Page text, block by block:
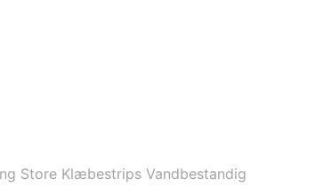
Store Klæbestrips Vandbestandig